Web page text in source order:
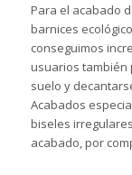
Para el acabado
barnices
conseguimos
usuarios también
suelo y
Acabados
biseles
acabado, por